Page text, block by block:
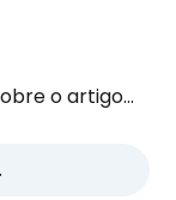
o artigo...